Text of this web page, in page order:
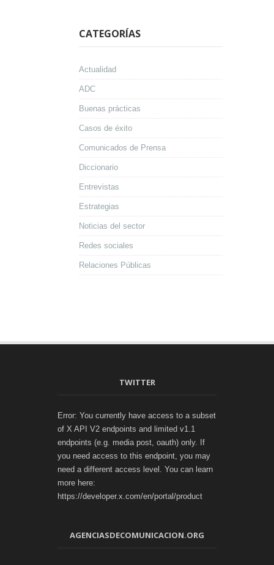
CATEGORÍAS
Actualidad
ADC
Buenas prácticas
Casos de éxito
Comunicados de Prensa
Diccionario
Entrevistas
Estrategias
Noticias del sector
Redes sociales
Relaciones Públicas
TWITTER
Error: You currently have access to a subset
of X API V2 endpoints and limited v1.1
endpoints (e.g. media post, oauth) only. If
you need access to this endpoint, you may
need a different access level. You can learn
more here:
https://developer.x.com/en/portal/product
AGENCIASDECOMUNICACION.ORG